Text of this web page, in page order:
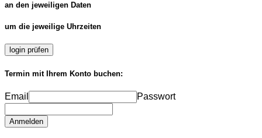
an den jeweiligen Daten
um die jeweilige Uhrzeiten
login prüfen
Termin mit Ihrem Konto buchen:
Email Passwort
Anmelden